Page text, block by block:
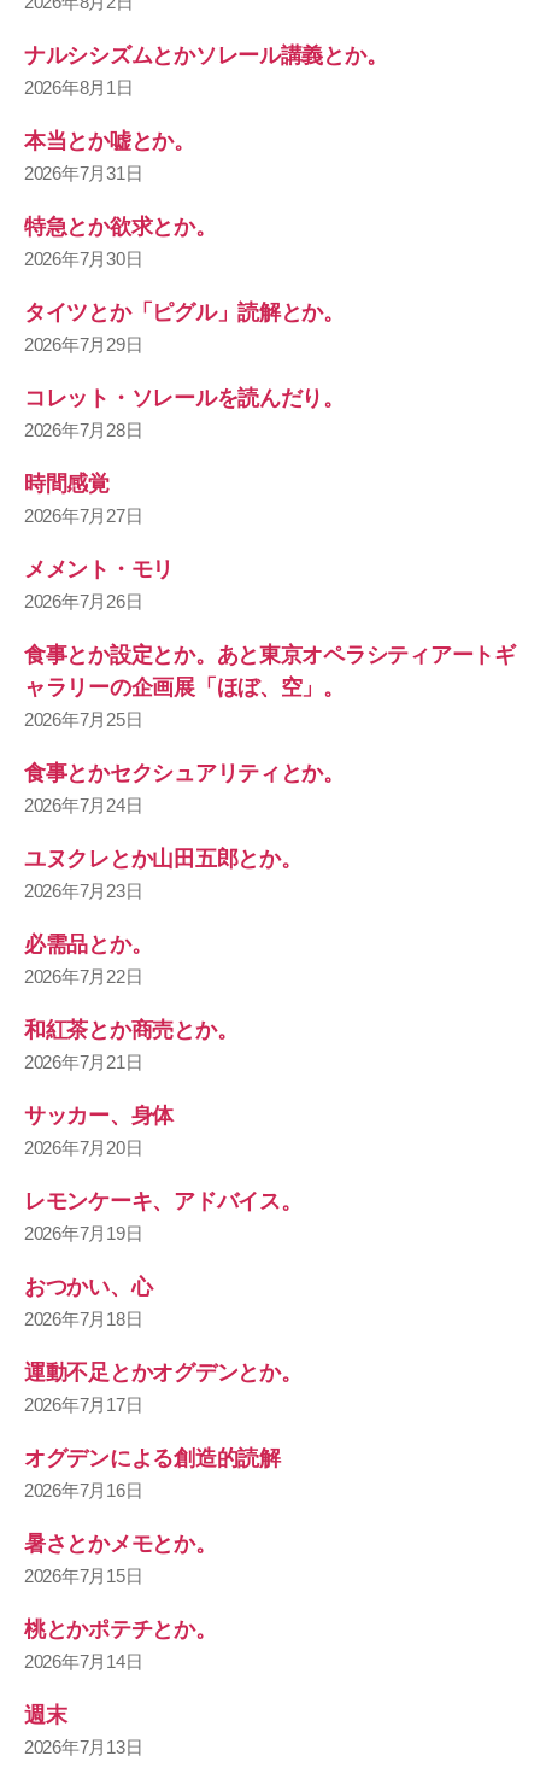
ナルシシズムとかソレール講義とか。
2026年8月1日
本当とか嘘とか。
2026年7月31日
特急とか欲求とか。
2026年7月30日
タイツとか「ピグル」読解とか。
2026年7月29日
コレット・ソレールを読んだり。
2026年7月28日
時間感覚
2026年7月27日
メメント・モリ
2026年7月26日
食事とか設定とか。あと東京オペラシティアートギ
ャラリーの企画展「ほぼ、空」。
2026年7月25日
食事とかセクシュアリティとか。
2026年7月24日
ユヌクレとか山田五郎とか。
2026年7月23日
必需品とか。
2026年7月22日
和紅茶とか商売とか。
2026年7月21日
サッカー、身体
2026年7月20日
レモンケーキ、アドバイス。
2026年7月19日
おつかい、心
2026年7月18日
運動不足とかオグデンとか。
2026年7月17日
オグデンによる創造的読解
2026年7月16日
暑さとかメモとか。
2026年7月15日
桃とかポテチとか。
2026年7月14日
週末
2026年7月13日